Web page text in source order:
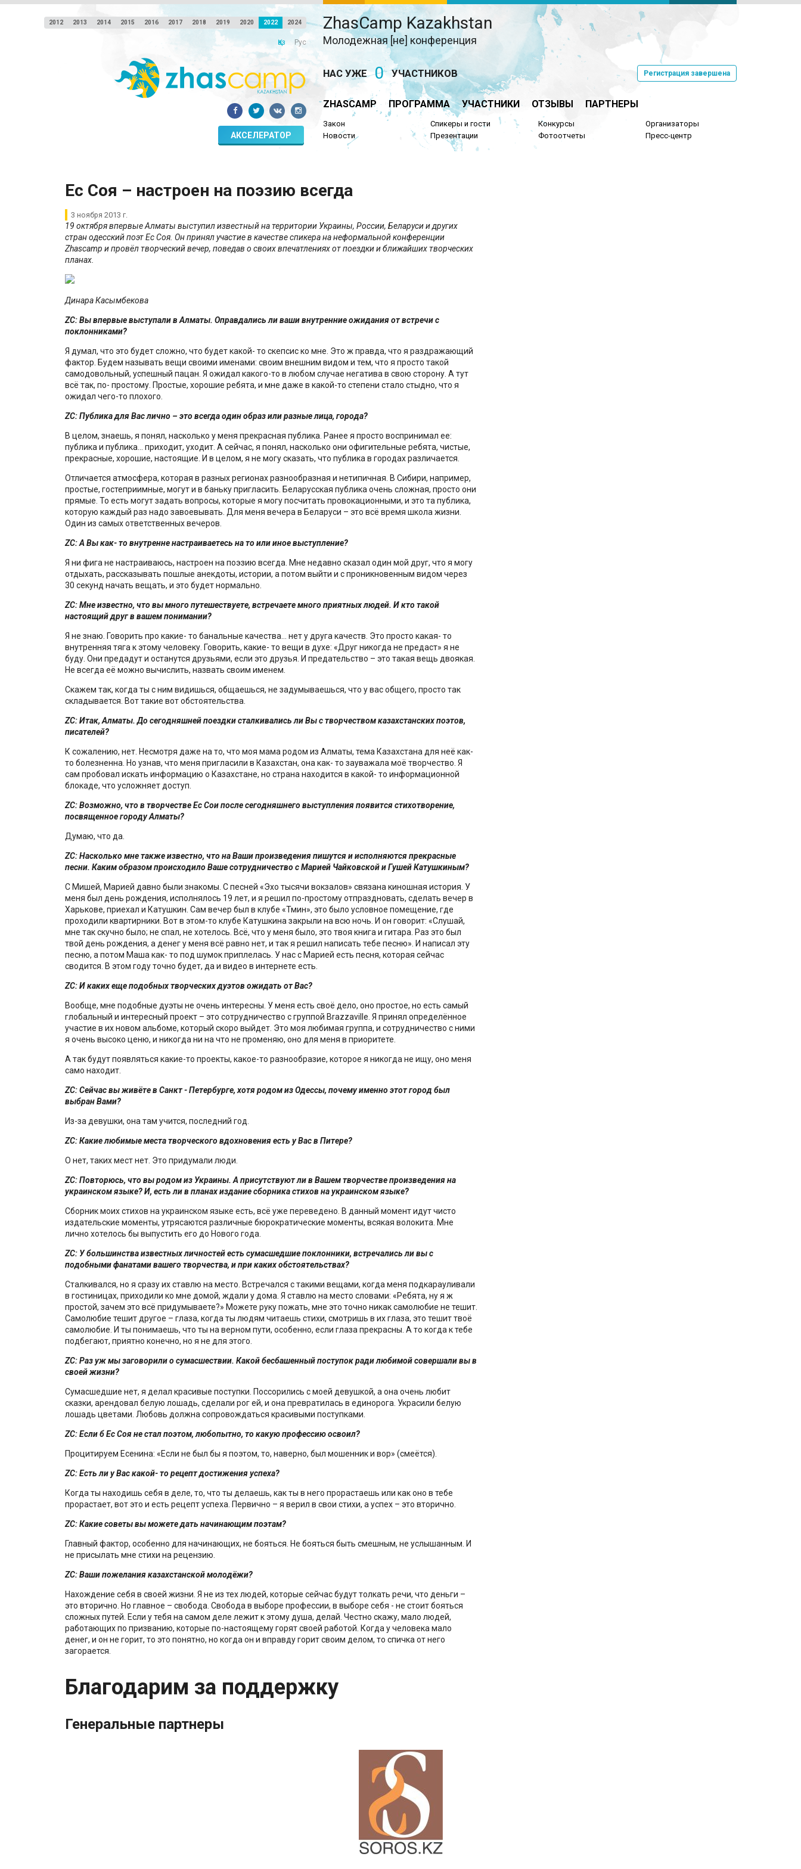
2012 2013 2014 2015 2016 2017 2018 2019 2020 2022 2024
Қаз Рус
ZhasCamp Kazakhstan
Молодежная [не] конференция
АКСЕЛЕРАТОР
НАС УЖЕ 0 УЧАСТНИКОВ Регистрация завершена
ZHASCAMP ПРОГРАММА УЧАСТНИКИ ОТЗЫВЫ ПАРТНЕРЫ
Закон
Новости
Спикеры и гости
Презентации
Конкурсы
Фотоотчеты
Организаторы
Пресс-центр
Ес Соя – настроен на поэзию всегда
3 ноября 2013 г.
19 октября впервые Алматы выступил известный на территории Украины, России, Беларуси и других
стран одесский поэт Ес Соя. Он принял участие в качестве спикера на неформальной конференции
Zhascamp и провёл творческий вечер, поведав о своих впечатлениях от поездки и ближайших творческих
планах.
Динара Касымбекова
ZC: Вы впервые выступали в Алматы. Оправдались ли ваши внутренние ожидания от встречи с
поклонниками?
Я думал, что это будет сложно, что будет какой- то скепсис ко мне. Это ж правда, что я раздражающий
фактор. Будем называть вещи своими именами: своим внешним видом и тем, что я просто такой
самодовольный, успешный пацан. Я ожидал какого-то в любом случае негатива в свою сторону. А тут
всё так, по- простому. Простые, хорошие ребята, и мне даже в какой-то степени стало стыдно, что я
ожидал чего-то плохого.
ZC: Публика для Вас лично – это всегда один образ или разные лица, города?
В целом, знаешь, я понял, насколько у меня прекрасная публика. Ранее я просто воспринимал ее:
публика и публика… приходит, уходит. А сейчас, я понял, насколько они офигительные ребята, чистые,
прекрасные, хорошие, настоящие. И в целом, я не могу сказать, что публика в городах различается.
Отличается атмосфера, которая в разных регионах разнообразная и нетипичная. В Сибири, например,
простые, гостеприимные, могут и в баньку пригласить. Беларусская публика очень сложная, просто они
прямые. То есть могут задать вопросы, которые я могу посчитать провокационными, и это та публика,
которую каждый раз надо завоевывать. Для меня вечера в Беларуси – это всё время школа жизни.
Один из самых ответственных вечеров.
ZC: А Вы как- то внутренне настраиваетесь на то или иное выступление?
Я ни фига не настраиваюсь, настроен на поэзию всегда. Мне недавно сказал один мой друг, что я могу
отдыхать, рассказывать пошлые анекдоты, истории, а потом выйти и с проникновенным видом через
30 секунд начать вещать, и это будет нормально.
ZC: Мне известно, что вы много путешествуете, встречаете много приятных людей. И кто такой
настоящий друг в вашем понимании?
Я не знаю. Говорить про какие- то банальные качества… нет у друга качеств. Это просто какая- то
внутренняя тяга к этому человеку. Говорить, какие- то вещи в духе: «Друг никогда не предаст» я не
буду. Они предадут и останутся друзьями, если это друзья. И предательство – это такая вещь двоякая.
Не всегда её можно вычислить, назвать своим именем.
Скажем так, когда ты с ним видишься, общаешься, не задумываешься, что у вас общего, просто так
складывается. Вот такие вот обстоятельства.
ZC: Итак, Алматы. До сегодняшней поездки сталкивались ли Вы с творчеством казахстанских поэтов,
писателей?
К сожалению, нет. Несмотря даже на то, что моя мама родом из Алматы, тема Казахстана для неё как-
то болезненна. Но узнав, что меня пригласили в Казахстан, она как- то зауважала моё творчество. Я
сам пробовал искать информацию о Казахстане, но страна находится в какой- то информационной
блокаде, что усложняет доступ.
ZC: Возможно, что в творчестве Ес Сои после сегодняшнего выступления появится стихотворение,
посвященное городу Алматы?
Думаю, что да.
ZC: Насколько мне также известно, что на Ваши произведения пишутся и исполняются прекрасные
песни. Каким образом происходило Ваше сотрудничество с Марией Чайковской и Гушей Катушкиным?
С Мишей, Марией давно были знакомы. С песней «Эхо тысячи вокзалов» связана киношная история. У
меня был день рождения, исполнялось 19 лет, и я решил по-простому отпраздновать, сделать вечер в
Харькове, приехал и Катушкин. Сам вечер был в клубе «Тмин», это было условное помещение, где
проходили квартирники. Вот в этом-то клубе Катушкина закрыли на всю ночь. И он говорит: «Слушай,
мне так скучно было; не спал, не хотелось. Всё, что у меня было, это твоя книга и гитара. Раз это был
твой день рождения, а денег у меня всё равно нет, и так я решил написать тебе песню». И написал эту
песню, а потом Маша как- то под шумок приплелась. У нас с Марией есть песня, которая сейчас
сводится. В этом году точно будет, да и видео в интернете есть.
ZC: И каких еще подобных творческих дуэтов ожидать от Вас?
Вообще, мне подобные дуэты не очень интересны. У меня есть своё дело, оно простое, но есть самый
глобальный и интересный проект – это сотрудничество с группой Brazzaville. Я принял определённое
участие в их новом альбоме, который скоро выйдет. Это моя любимая группа, и сотрудничество с ними
я очень высоко ценю, и никогда ни на что не променяю, оно для меня в приоритете.
А так будут появляться какие-то проекты, какое-то разнообразие, которое я никогда не ищу, оно меня
само находит.
ZC: Сейчас вы живёте в Санкт - Петербурге, хотя родом из Одессы, почему именно этот город был
выбран Вами?
Из-за девушки, она там учится, последний год.
ZC: Какие любимые места творческого вдохновения есть у Вас в Питере?
О нет, таких мест нет. Это придумали люди.
ZC: Повторюсь, что вы родом из Украины. А присутствуют ли в Вашем творчестве произведения на
украинском языке? И, есть ли в планах издание сборника стихов на украинском языке?
Сборник моих стихов на украинском языке есть, всё уже переведено. В данный момент идут чисто
издательские моменты, утрясаются различные бюрократические моменты, всякая волокита. Мне
лично хотелось бы выпустить его до Нового года.
ZC: У большинства известных личностей есть сумасшедшие поклонники, встречались ли вы с
подобными фанатами вашего творчества, и при каких обстоятельствах?
Сталкивался, но я сразу их ставлю на место. Встречался с такими вещами, когда меня подкарауливали
в гостиницах, приходили ко мне домой, ждали у дома. Я ставлю на место словами: «Ребята, ну я ж
простой, зачем это всё придумываете?» Можете руку пожать, мне это точно никак самолюбие не тешит.
Самолюбие тешит другое – глаза, когда ты людям читаешь стихи, смотришь в их глаза, это тешит твоё
самолюбие. И ты понимаешь, что ты на верном пути, особенно, если глаза прекрасны. А то когда к тебе
подбегают, приятно конечно, но я не для этого.
ZC: Раз уж мы заговорили о сумасшествии. Какой бесбашенный поступок ради любимой совершали вы в
своей жизни?
Сумасшедшие нет, я делал красивые поступки. Поссорились с моей девушкой, а она очень любит
сказки, арендовал белую лошадь, сделали рог ей, и она превратилась в единорога. Украсили белую
лошадь цветами. Любовь должна сопровождаться красивыми поступками.
ZC: Если б Ес Соя не стал поэтом, любопытно, то какую профессию освоил?
Процитируем Есенина: «Если не был бы я поэтом, то, наверно, был мошенник и вор» (смеётся).
ZC: Есть ли у Вас какой- то рецепт достижения успеха?
Когда ты находишь себя в деле, то, что ты делаешь, как ты в него прорастаешь или как оно в тебе
прорастает, вот это и есть рецепт успеха. Первично – я верил в свои стихи, а успех – это вторично.
ZC: Какие советы вы можете дать начинающим поэтам?
Главный фактор, особенно для начинающих, не бояться. Не бояться быть смешным, не услышанным. И
не присылать мне стихи на рецензию.
ZC: Ваши пожелания казахстанской молодёжи?
Нахождение себя в своей жизни. Я не из тех людей, которые сейчас будут толкать речи, что деньги –
это вторично. Но главное – свобода. Свобода в выборе профессии, в выборе себя - не стоит бояться
сложных путей. Если у тебя на самом деле лежит к этому душа, делай. Честно скажу, мало людей,
работающих по призванию, которые по-настоящему горят своей работой. Когда у человека мало
денег, и он не горит, то это понятно, но когда он и вправду горит своим делом, то спичка от него
загорается.
Благодарим за поддержку
Генеральные партнеры